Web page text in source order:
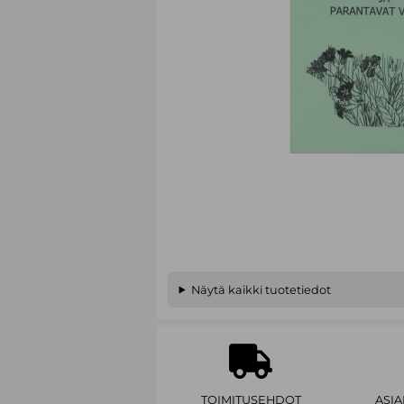
Näytä kaikki tuotetiedot
TOIMITUSEHDOT